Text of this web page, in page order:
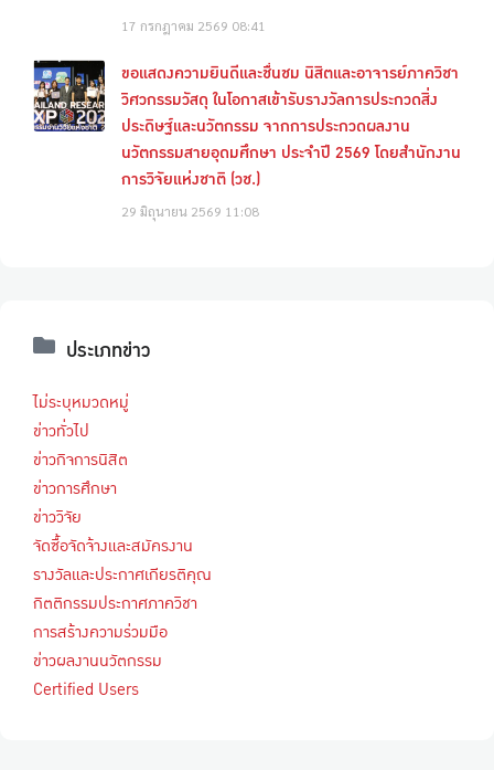
17 กรกฎาคม 2569 08:41
ขอแสดงความยินดีและชื่นชม นิสิตและอาจารย์ภาควิชา
วิศวกรรมวัสดุ ในโอกาสเข้ารับรางวัลการประกวดสิ่ง
ประดิษฐ์และนวัตกรรม จากการประกวดผลงาน
นวัตกรรมสายอุดมศึกษา ประจำปี 2569 โดยสำนักงาน
การวิจัยแห่งชาติ (วช.)
29 มิถุนายน 2569 11:08
ประเภทข่าว
ไม่ระบุหมวดหมู่
ข่าวทั่วไป
ข่าวกิจการนิสิต
ข่าวการศึกษา
ข่าววิจัย
จัดซื้อจัดจ้างและสมัครงาน
รางวัลและประกาศเกียรติคุณ
กิตติกรรมประกาศภาควิชา
การสร้างความร่วมมือ
ข่าวผลงานนวัตกรรม
Certified Users